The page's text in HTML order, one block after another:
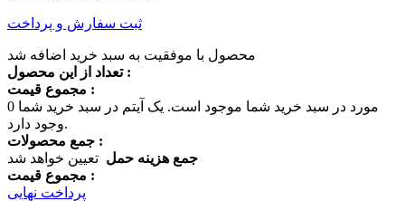
ثبت سفارش و پرداخت
محصول با موفقیت به سبد خرید اضافه شد
تعداد از این محصول :
مجموع قیمت :
0
مورد در سبد خرید شما موجود است. یک آیتم در سبد خرید شما
وجود دارد.
جمع محصولات :
جمع هزینه حمل تعیین خواهد شد
مجموع قیمت :
پرداخت نهایی